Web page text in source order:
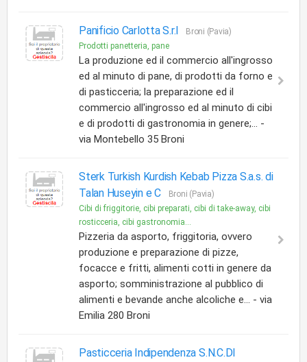
Panificio Carlotta S.r.l
Broni (Pavia)
Prodotti panetteria, pane
La produzione ed il commercio all'ingrosso
ed al minuto di pane, di prodotti da forno e
di pasticceria; la preparazione ed il
commercio all'ingrosso ed al minuto di cibi
e di prodotti di gastronomia in genere;... -
via Montebello 35 Broni
Sterk Turkish Kurdish Kebab Pizza S.a.s. di
Talan Huseyin e C
Broni (Pavia)
Cibi di friggitorie, cibi preparati, cibi di take-away, cibi
rosticceria, cibi gastronomia...
Pizzeria da asporto, friggitoria, ovvero
produzione e preparazione di pizze,
focacce e fritti, alimenti cotti in genere da
asporto; somministrazione al pubblico di
alimenti e bevande anche alcoliche e... - via
Emilia 280 Broni
Pasticceria Indipendenza S.N.C.DI